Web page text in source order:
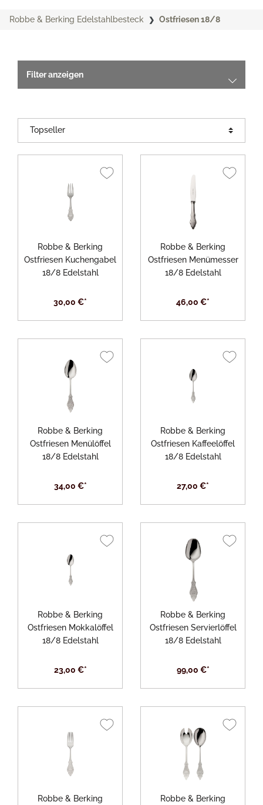
Robbe & Berking Edelstahlbesteck Ostfriesen 18/8
Filter anzeigen
Robbe & Berking
Ostfriesen Kuchengabel
18/8 Edelstahl
30,00 €*
Robbe & Berking
Ostfriesen Menümesser
18/8 Edelstahl
46,00 €*
Robbe & Berking
Ostfriesen Menülöffel
18/8 Edelstahl
34,00 €*
Robbe & Berking
Ostfriesen Kaffeelöffel
18/8 Edelstahl
27,00 €*
Robbe & Berking
Ostfriesen Mokkalöffel
18/8 Edelstahl
23,00 €*
Robbe & Berking
Ostfriesen Servierlöffel
18/8 Edelstahl
99,00 €*
Robbe & Berking
Robbe & Berking